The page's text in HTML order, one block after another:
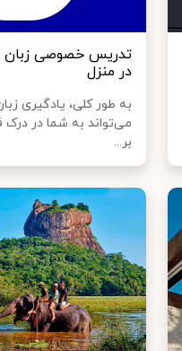
تدریس خصوصی زبان
در منزل
به طور کلی، یادگیری
می‌تواند به شما در درک
بر...